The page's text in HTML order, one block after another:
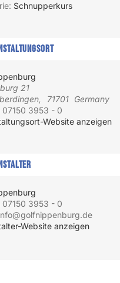
Schnupperkurs
21
, 71701
Germany
07150 3953 - 0
Website anzeigen
07150 3953 - 0
Website anzeigen